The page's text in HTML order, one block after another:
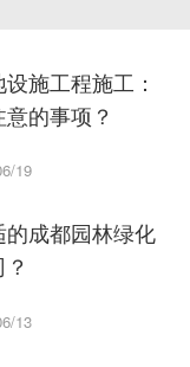
施工程施工：
的事项？
19
成都园林绿化
13